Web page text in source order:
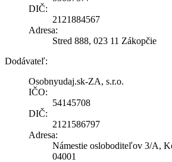
DIČ:
2121884567
Adresa:
Stred 888, 023 11 Zákopčie
Dodávateľ:
Osobnyudaj.sk-ZA, s.r.o.
IČO:
54145708
DIČ:
2121586797
Adresa:
Námestie osloboditeľov 3/A,
04001